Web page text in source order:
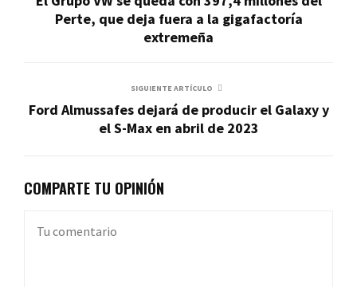
Perte, que deja fuera a la gigafactoría
extremeña
SIGUIENTE ARTÍCULO
Ford Almussafes dejará de producir el Galaxy y
el S-Max en abril de 2023
COMPARTE TU OPINIÓN